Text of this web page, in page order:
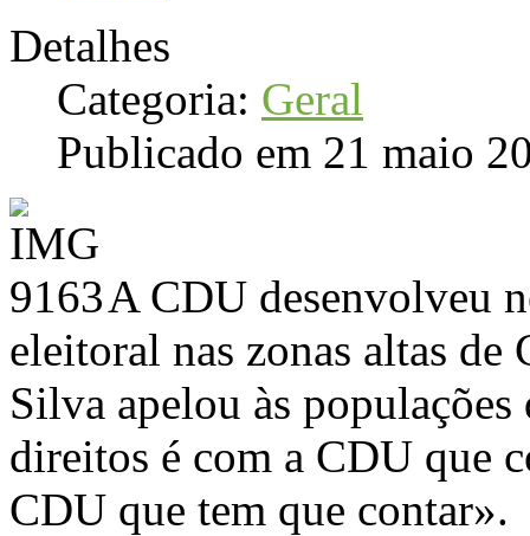
Detalhes
Categoria: Geral
Publicado em 21 maio
A CDU desenvolveu
eleitoral nas zonas altas de
Silva apelou às
direitos é com a CDU que
CDU que tem que contar».